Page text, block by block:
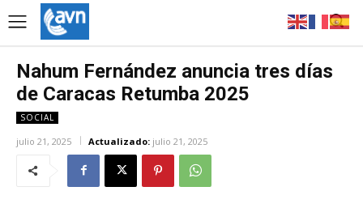
Nahum Fernández anuncia tres días
de Caracas Retumba 2025
SOCIAL
julio 21, 2025 Actualizado: julio 21, 2025